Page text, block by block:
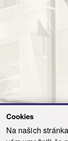
Cookies
Na našich